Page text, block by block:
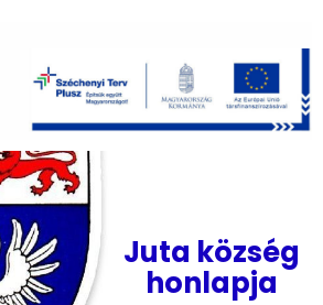
Juta község
honlapja